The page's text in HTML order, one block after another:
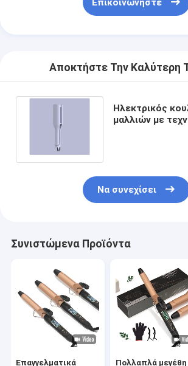
Επικοινωνήστε
Αποκτήστε Την Καλύτερη
Ηλεκτρικός
μαλλιών με
Να συνεχίσει
Συνιστώμενα Προϊόντα
Επαγγελματικά Πολλαπλά μεγέθη